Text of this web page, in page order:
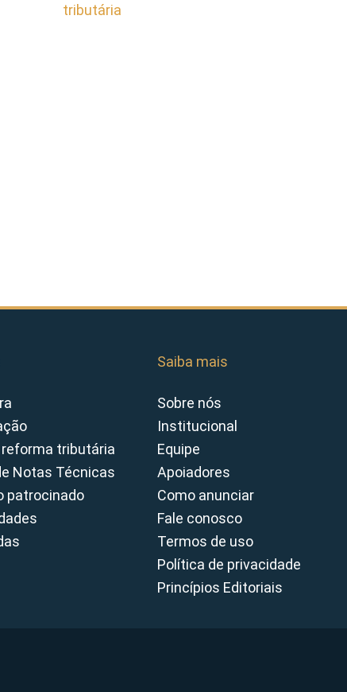
tributária
reforma tributária
Notas Técnicas
patrocinado
Saiba mais
Sobre nós
Institucional
Equipe
Apoiadores
Como anunciar
Fale conosco
Termos de uso
Política de privacidade
Princípios Editoriais